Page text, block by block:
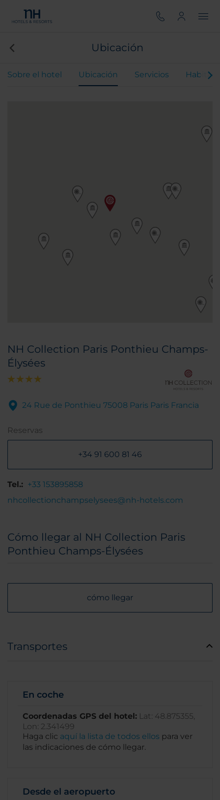
Ubicación
Sobre el hotel Ubicación Servicios
NH Collection Paris Ponthieu Champs-
Élysées
24 Rue de Ponthieu 75008 Paris Paris Francia
Reservas
+34 91 600 81 46
Tel.: +33 153895858
nhcollectionchampselysees@nh-hotels.com
Cómo llegar al NH Collection Paris
Ponthieu Champs-Élysées
cómo llegar
Transportes
En coche
Coordenadas GPS del hotel: Lat: 48.875355,
Lon: 2.341499
Haga clic aquí la lista de todos ellos para ver
las indicaciones de cómo llegar.
Desde el aeropuerto